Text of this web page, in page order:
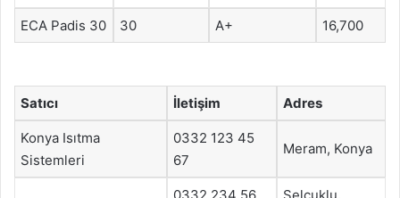
ECA Padis 30 30 A+ 16,700
Satıcı İletişim Adres
Konya Isıtma
Sistemleri
0332 123 45
67
Meram, Konya
0332 234 56
Selçuklu,